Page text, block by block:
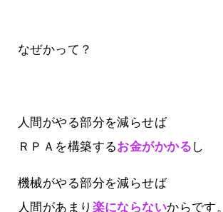
なぜかって？
人間がやる部分を減らせば
ＲＰＡを構築するお金がかかる し
機械がやる部分を減らせば
人間があまり 楽にならないからです。